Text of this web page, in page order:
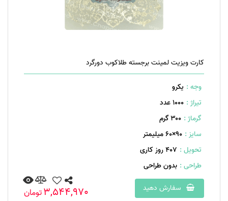
کارت ویزیت لمینت برجسته طلاکوب دورگرد
وجه : یکرو
تیراژ : 1000 عدد
گرماژ : ۳۰۰ گرم
سایز : ۹۰×۶۰ میلیمتر
تحویل : 407 روز کاری
طراحی : بدون طراحی
سفارش دهید
3,544,970تومان